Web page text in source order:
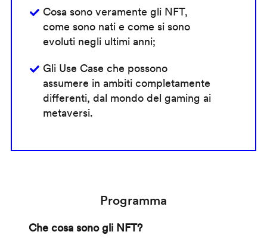
Cosa sono veramente gli NFT,
come sono nati e come si sono
evoluti negli ultimi anni;
Gli Use Case che possono
assumere in ambiti completamente
differenti, dal mondo del gaming ai
metaversi.
Programma
Che cosa sono gli NFT?